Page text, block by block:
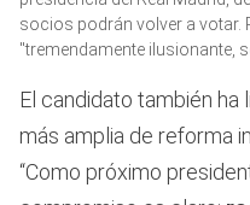
minute,
socios podrán volver a
"tremendamente ilusionante,
El candidato también ha
más amplia de reforma
“Como próximo